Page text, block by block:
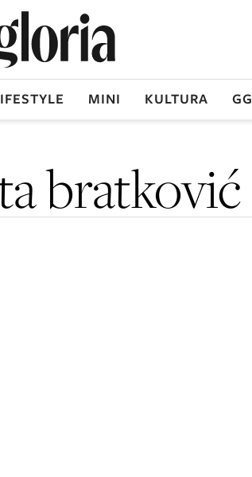
MINI KULTURA GG
bratković